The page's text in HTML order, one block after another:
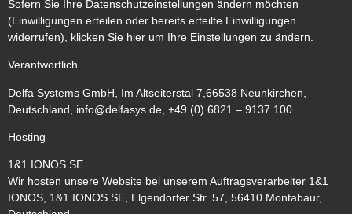
Sofern Sie Ihre Datenschutzeinstellungen ändern möchten
(Einwilligungen erteilen oder bereits erteilte Einwilligungen
widerrufen), klicken Sie hier um Ihre Einstellungen zu ändern.
Verantwortlich
Delfa Systems GmbH, Im Altseiterstal 7,66538 Neunkirchen,
Deutschland, info@delfasys.de, +49 (0) 6821 – 9137 100
Hosting
1&1 IONOS SE
Wir hosten unsere Website bei unserem Auftragsverarbeiter 1&1
IONOS, 1&1 IONOS SE, Elgendorfer Str. 57, 56410 Montabaur,